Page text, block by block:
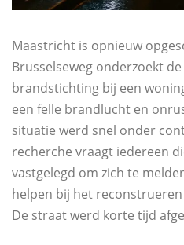
Maastricht is opnieuw
Brusselseweg onderzoekt
brandstichting bij een
een felle brandlucht en
situatie werd snel onder
recherche vraagt iedereen
vastgelegd om zich te
helpen bij het
De straat werd korte tijd